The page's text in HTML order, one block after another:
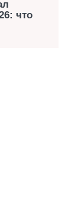
что